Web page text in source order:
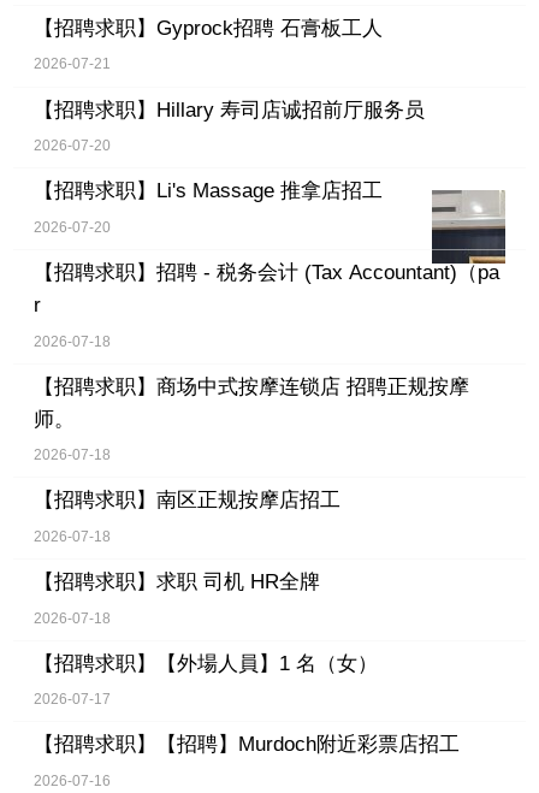
【招聘求职】 Gyprock招聘 石膏板工人
2026-07-21
【招聘求职】 Hillary 寿司店诚招前厅服务员
2026-07-20
【招聘求职】 Li's Massage 推拿店招工
2026-07-20
【招聘求职】 招聘 - 税务会计 (Tax Accountant)（pa
r
2026-07-18
【招聘求职】 商场中式按摩连锁店 招聘正规按摩
师。
2026-07-18
【招聘求职】 南区正规按摩店招工
2026-07-18
【招聘求职】 求职 司机 HR全牌
2026-07-18
【招聘求职】 【外場人員】1 名（女）
2026-07-17
【招聘求职】 【招聘】Murdoch附近彩票店招工
2026-07-16